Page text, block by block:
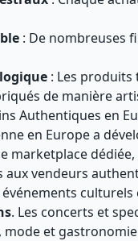
: De nombreuses
: Les
de manière
Authentiques en
en Europe a
marketplace
vendeurs
. Les concerts et
et